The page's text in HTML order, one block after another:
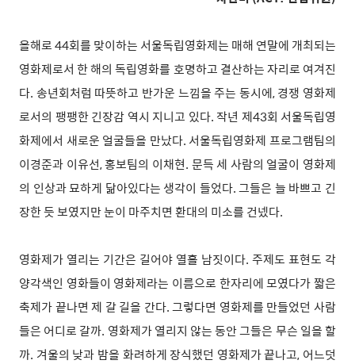
올해로 44회를 맞이하는 서울독립영화제는 매해 연말에 개최되는
영화제로서 한 해의 독립영화를 호명하고 결산하는 자리로 여겨진
다. 송년회처럼 따뜻하고 반가운 느낌을 주는 동시에, 경쟁 영화제
로서의 팽팽한 긴장감 역시 지니고 있다. 작년 제43회 서울독립영
화제에서 새로운 얼굴들을 만났다. 서울독립영화제 프로그램팀의
이경준과 이유선, 홍보팀의 이채현. 문득 세 사람의 얼굴이 영화제
의 인상과 묘하게 닮아있다는 생각이 들었다. 그들은 늘 바쁘고 긴
장한 듯 보였지만 눈이 마주치면 환대의 미소를 건넸다.
영화제가 열리는 기간은 길어야 열흘 남짓이다. 주제도 표현도 각
양각색인 영화들이 영화제라는 이름으로 한자리에 모였다가 짧은
축제가 끝나면 제 갈 길을 간다. 그렇다면 영화제를 만들었던 사람
들은 어디로 갈까. 영화제가 열리지 않는 동안 그들은 무슨 일을 할
까. 겨울의 낮과 밤을 화려하게 장식했던 영화제가 끝나고, 어느덧